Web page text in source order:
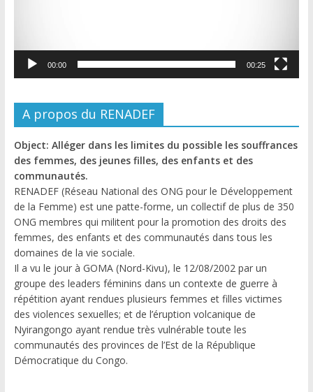
00:00 00:25
A propos du RENADEF
Object: Alléger dans les limites du possible les souffrances
des femmes, des jeunes filles, des enfants et des
communautés.
RENADEF (Réseau National des ONG pour le Développement
de la Femme) est une patte-forme, un collectif de plus de 350
ONG membres qui militent pour la promotion des droits des
femmes, des enfants et des communautés dans tous les
domaines de la vie sociale.
Il a vu le jour à GOMA (Nord-Kivu), le 12/08/2002 par un
groupe des leaders féminins dans un contexte de guerre à
répétition ayant rendues plusieurs femmes et filles victimes
des violences sexuelles; et de l’éruption volcanique de
Nyirangongo ayant rendue très vulnérable toute les
communautés des provinces de l’Est de la République
Démocratique du Congo.